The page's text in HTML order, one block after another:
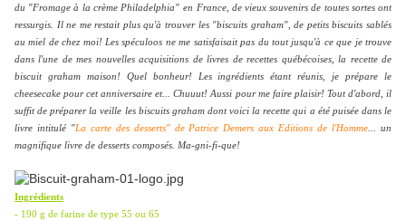
du "Fromage à la crème Philadelphia" en France, de vieux souvenirs de toutes sortes ont
ressurgis. Il ne me restait plus qu'à trouver les "biscuits graham", de petits biscuits sablés
au miel de chez moi! Les spéculoos ne me satisfaisait pas du tout jusqu'à ce que je trouve
dans l'une de mes nouvelles acquisitions de livres de recettes québécoises, la recette de
biscuit graham maison! Quel bonheur! Les ingrédients étant réunis, je prépare le
cheesecake pour cet anniversaire et... Chuuut! Aussi pour me faire plaisir! Tout d'abord, il
suffit de préparer la veille les biscuits graham dont voici la recette qui a été puisée dans le
livre intitulé "La carte des desserts" de Patrice Demers aux Editions de l'Homme ... un
magnifique livre de desserts composés. Ma-gni-fi-que!
Ingrédients
- 190 g de farine de type 55 ou 65